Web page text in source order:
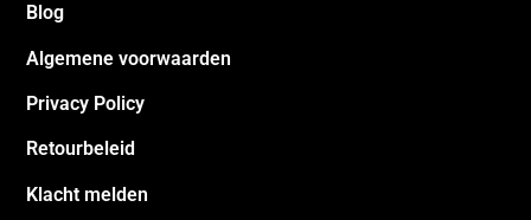
Blog
Algemene voorwaarden
Privacy Policy
Retourbeleid
Klacht melden